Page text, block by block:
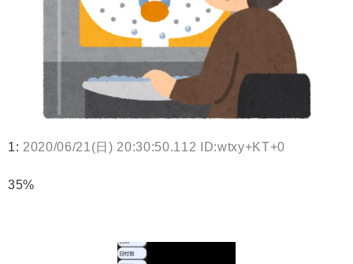
1: 2020/06/21(日) 20:30:50.112 ID:wtxy+KT+0
35%